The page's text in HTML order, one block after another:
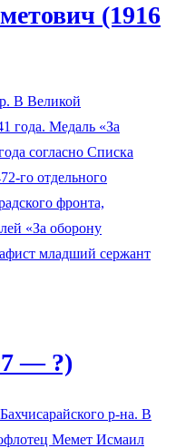
(1916
В Великой
года. Медаль «За
согласно Списка
го отдельного
фронта,
«За оборону
младший сержант
— ?)
р-на. В
Мемет Исмаил